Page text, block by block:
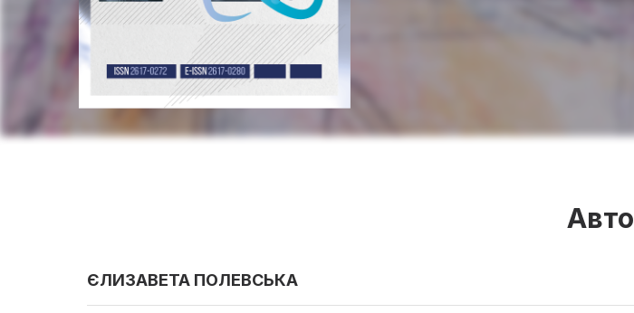
ЄЛИЗАВЕТА ПОЛЕВСЬКА